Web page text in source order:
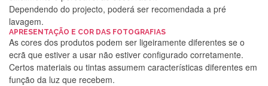
Dependendo do projecto, poderá ser recomendada a pré
lavagem.
APRESENTAÇÃO E COR DAS FOTOGRAFIAS
As cores dos produtos podem ser ligeiramente diferentes se o
ecrã que estiver a usar não estiver configurado corretamente.
Certos materiais ou tintas assumem características diferentes em
função da luz que recebem.
Silvia Lopes
Encomenda direitinha. Rapidez e segurança. Volto a
encomendar.